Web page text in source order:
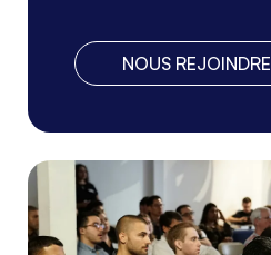
NOUS REJOINDRE